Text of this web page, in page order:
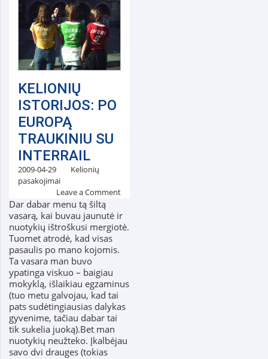
KELIONIŲ
ISTORIJOS: PO
EUROPĄ
TRAUKINIU SU
INTERRAIL
2009-04-29
Kelionių
pasakojimai
Leave a Comment
Dar dabar menu tą šiltą
vasarą, kai buvau jaunutė ir
nuotykių ištroškusi mergiotė.
Tuomet atrodė, kad visas
pasaulis po mano kojomis.
Ta vasara man buvo
ypatinga viskuo – baigiau
mokyklą, išlaikiau egzaminus
(tuo metu galvojau, kad tai
pats sudėtingiausias dalykas
gyvenime, tačiau dabar tai
tik sukelia juoką).Bet man
nuotykių neužteko. Įkalbėjau
savo dvi drauges (tokias